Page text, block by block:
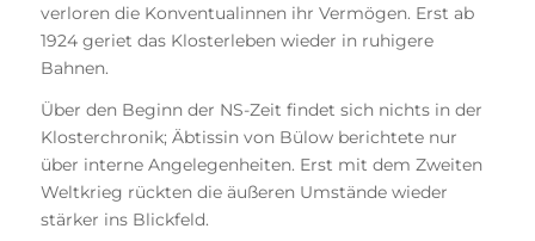
verloren die Konventualinnen ihr Vermögen. Erst ab
1924 geriet das Klosterleben wieder in ruhigere
Bahnen.
Über den Beginn der NS-Zeit findet sich nichts in der
Klosterchronik; Äbtissin von Bülow berichtete nur
über interne Angelegenheiten. Erst mit dem Zweiten
Weltkrieg rückten die äußeren Umstände wieder
stärker ins Blickfeld.